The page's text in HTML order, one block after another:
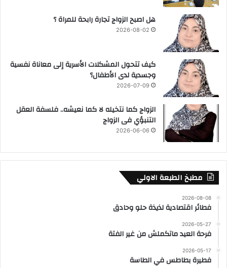
هل اصبح الزواج تجارة رابحة للمراة ؟
2026-08-02
كيف تتحول المشكلات الأسرية إلى معاناة نفسية
وجسدية لدى الأطفال؟
2026-07-09
الزواج كما نتخيله لا كما نعيشه.. فلسفة العقل
التنبؤي فى الزواج
2026-06-06
مطبخ الطبعة الاولي
2026-08-08
فطائر اقتصادية لذيذة حلو وحادق
2026-05-27
فرحة العيد ماتكملش من غير الفتة
2026-05-17
فطيرة بطاطس في الطاسة